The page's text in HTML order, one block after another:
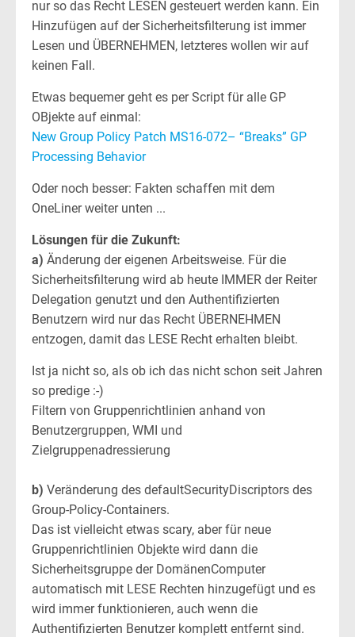
nur so das Recht LESEN gesteuert werden kann. Ein
Hinzufügen auf der Sicherheitsfilterung ist immer
Lesen und ÜBERNEHMEN, letzteres wollen wir auf
keinen Fall.
Etwas bequemer geht es per Script für alle GP
OBjekte auf einmal:
New Group Policy Patch MS16-072– “Breaks” GP
Processing Behavior
Oder noch besser: Fakten schaffen mit dem
OneLiner weiter unten ...
Lösungen für die Zukunft:
a) Änderung der eigenen Arbeitsweise. Für die
Sicherheitsfilterung wird ab heute IMMER der Reiter
Delegation genutzt und den Authentifizierten
Benutzern wird nur das Recht ÜBERNEHMEN
entzogen, damit das LESE Recht erhalten bleibt.
Ist ja nicht so, als ob ich das nicht schon seit Jahren
so predige :-)
Filtern von Gruppenrichtlinien anhand von
Benutzergruppen, WMI und
Zielgruppenadressierung
b) Veränderung des defaultSecurityDiscriptors des
Group-Policy-Containers.
Das ist vielleicht etwas scary, aber für neue
Gruppenrichtlinien Objekte wird dann die
Sicherheitsgruppe der DomänenComputer
automatisch mit LESE Rechten hinzugefügt und es
wird immer funktionieren, auch wenn die
Authentifizierten Benutzer komplett entfernt sind.